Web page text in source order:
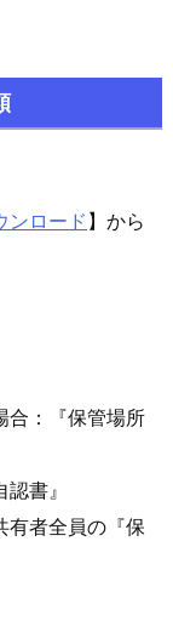
ンロード】から
合：『保管場所
書』
有者全員の『保